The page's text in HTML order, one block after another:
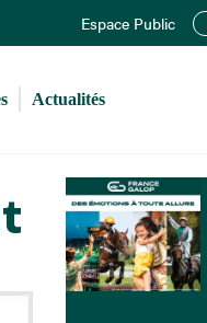
Espace Public
Actualités